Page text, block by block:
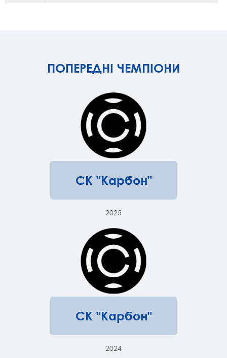
ПОПЕРЕДНІ ЧЕМПІОНИ
СК "Карбон"
2025
СК "Карбон"
2024